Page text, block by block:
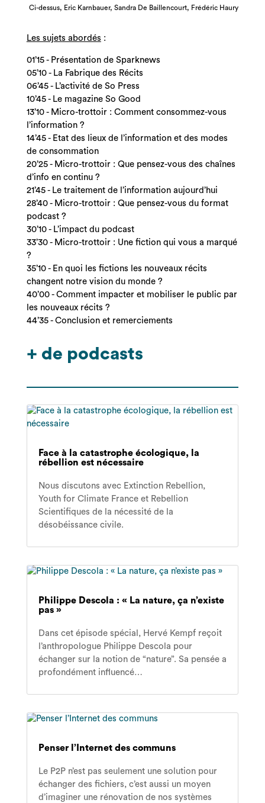
Ci-dessus, Eric Karnbauer, Sandra De Baillencourt, Frédéric Haury
Les sujets abordés :
01’15 - Présentation de Sparknews
05’10 - La Fabrique des Récits
06’45 - L’activité de So Press
10’45 - Le magazine So Good
13’10 - Micro-trottoir : Comment consommez-vous
l’information ?
14’45 - Etat des lieux de l’information et des modes
de consommation
20’25 - Micro-trottoir : Que pensez-vous des chaînes
d’info en continu ?
21’45 - Le traitement de l’information aujourd’hui
28’40 - Micro-trottoir : Que pensez-vous du format
podcast ?
30’10 - L’impact du podcast
33’30 - Micro-trottoir : Une fiction qui vous a marqué
?
35’10 - En quoi les fictions les nouveaux récits
changent notre vision du monde ?
40’00 - Comment impacter et mobiliser le public par
les nouveaux récits ?
44’35 - Conclusion et remerciements
+ de podcasts
Face à la catastrophe écologique, la
rébellion est nécessaire
Nous discutons avec Extinction Rebellion,
Youth for Climate France et Rebellion
Scientifiques de la nécessité de la
désobéissance civile.
Philippe Descola : « La nature, ça n’existe
pas »
Dans cet épisode spécial, Hervé Kempf reçoit
l’anthropologue Philippe Descola pour
échanger sur la notion de “nature”. Sa pensée a
profondément influencé…
Penser l’Internet des communs
Le P2P n’est pas seulement une solution pour
échanger des fichiers, c’est aussi un moyen
d’imaginer une rénovation de nos systèmes